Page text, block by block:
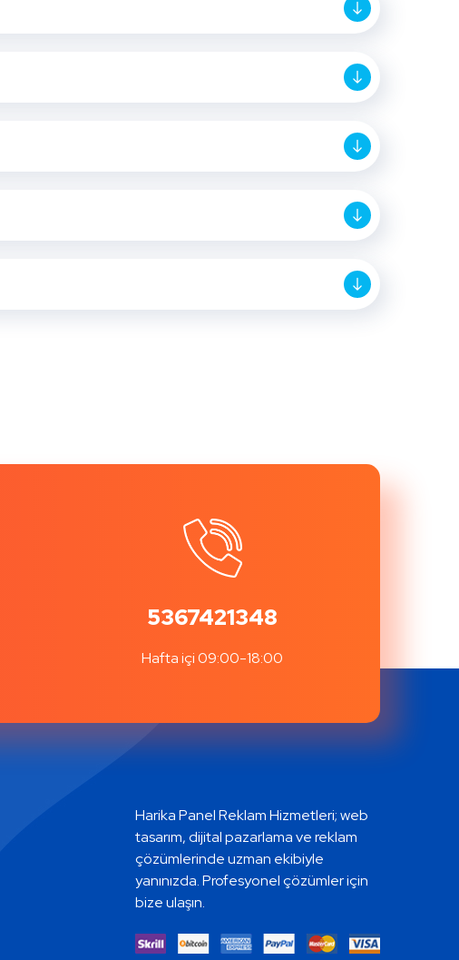
5367421348
Hafta içi 09:00-18:00
Harika Panel Reklam Hizmetleri; web
tasarım, dijital pazarlama ve reklam
çözümlerinde uzman ekibiyle
yanınızda. Profesyonel çözümler için
bize ulaşın.